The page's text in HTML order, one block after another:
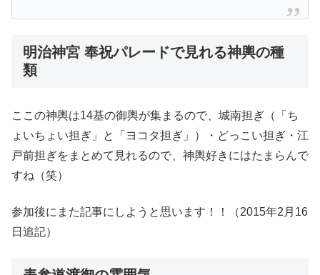
明治神宮 奉祝パレードで見れる神輿の種
類
ここの神輿は14基の御輿が集まるので、城南担ぎ（「ち
ょいちょい担ぎ」と「ヨコタ担ぎ」）・どっこい担ぎ・江
戸前担ぎをまとめて見れるので、神輿好きにはたまらんで
すね（笑）
参加後にまた記事にしようと思います！！（2015年2月16
日追記）